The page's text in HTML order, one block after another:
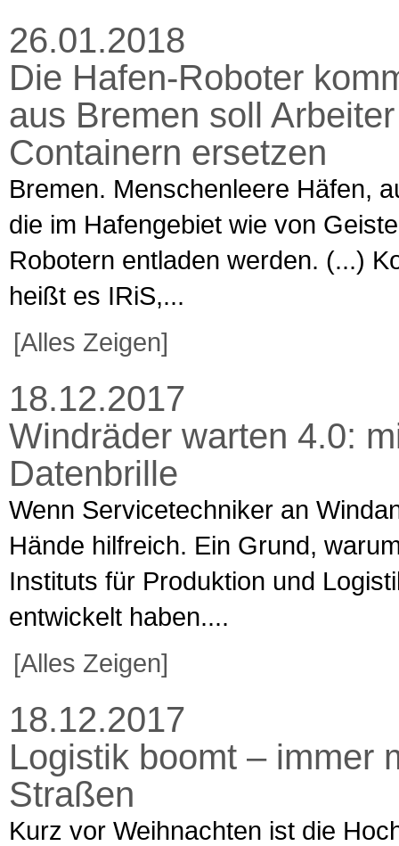
26.01.2018
Die Hafen-Roboter
aus Bremen soll
Containern ersetzen
Bremen. Menschenleere Häfen,
die im Hafengebiet wie von
Robotern entladen werden. (...)
heißt es IRiS,...
[Alles Zeigen]
18.12.2017
Windräder warten 4.0:
Datenbrille
Wenn Servicetechniker an
Hände hilfreich. Ein Grund,
Instituts für Produktion und
entwickelt haben....
[Alles Zeigen]
18.12.2017
Logistik boomt – immer
Straßen
Kurz vor Weihnachten ist die